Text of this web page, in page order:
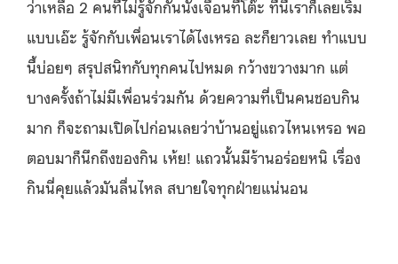
ว่าเหลือ 2 คนที่ไม่รู้จักกันนั่งเจื่อนที่โต๊ะ ทีนี้เราก็เลยเริ่ม
แบบเอ๊ะ รู้จักกับเพื่อนเราได้ไงเหรอ ละก็ยาวเลย ทำแบบ
นี้บ่อยๆ สรุปสนิทกับทุกคนไปหมด กว้างขวางมาก แต่
บางครั้งถ้าไม่มีเพื่อนร่วมกัน ด้วยความที่เป็นคนชอบกิน
มาก ก็จะถามเปิดไปก่อนเลยว่าบ้านอยู่แถวไหนเหรอ พอ
ตอบมาก็นึกถึงของกิน เห้ย! แถวนั้นมีร้านอร่อยหนิ เรื่อง
กินนี่คุยแล้วมันลื่นไหล สบายใจทุกฝ่ายแน่นอน